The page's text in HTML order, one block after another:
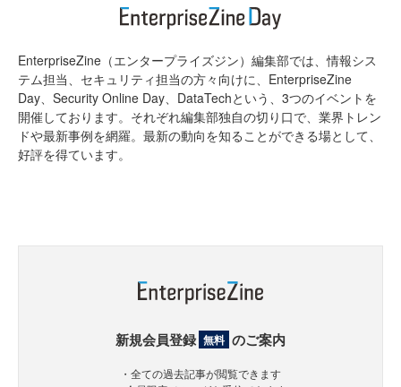
EnterpriseZine（エンタープライズジン）編集部では、情報シス
テム担当、セキュリティ担当の方々向けに、EnterpriseZine
Day、Security Online Day、DataTechという、3つのイベントを
開催しております。それぞれ編集部独自の切り口で、業界トレン
ドや最新事例を網羅。最新の動向を知ることができる場として、
好評を得ています。
新規会員登録 無料 のご案内
・全ての過去記事が閲覧できます